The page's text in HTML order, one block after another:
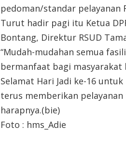
pedoman/standar pelayanan
Turut hadir pagi itu Ketua
Bontang, Direktur RSUD
“Mudah-mudahan semua
bermanfaat bagi masyarakat
Selamat Hari Jadi ke-16
terus memberikan
harapnya.(bie)
Foto : hms_Adie